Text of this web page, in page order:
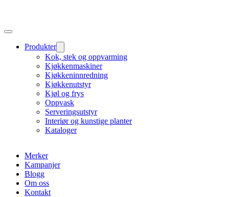
Produkter
Kok, stek og oppvarming
Kjøkkenmaskiner
Kjøkkeninnredning
Kjøkkenutstyr
Kjøl og frys
Oppvask
Serveringsutstyr
Interiør og kunstige planter
Kataloger
Merker
Kampanjer
Blogg
Om oss
Kontakt